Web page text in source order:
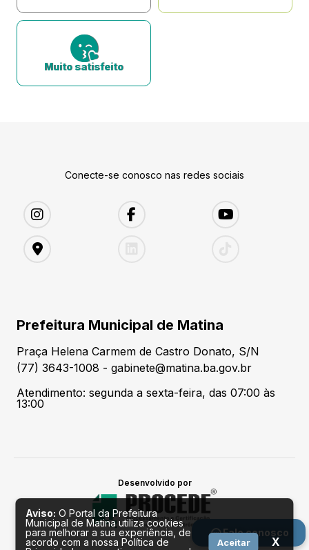
Fale conosco
Muito satisfeito
Conecte-se conosco nas redes sociais
Prefeitura Municipal de Matina
Praça Helena Carmem de Castro Donato, S/N
(77) 3643-1008 - gabinete@matina.ba.gov.br
Atendimento: segunda a sexta-feira, das 07:00 às
13:00
Desenvolvido por
Aviso: O Portal da Prefeitura
Municipal de Matina utiliza cookies
para melhorar a sua experiência, de
acordo com a nossa Política de
Aceitar X